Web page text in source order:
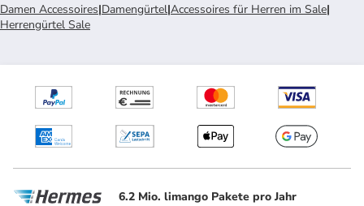
Damen Accessoires|Damengürtel|Accessoires für Herren im Sale|
Herrengürtel Sale
6.2 Mio. limango Pakete pro Jahr